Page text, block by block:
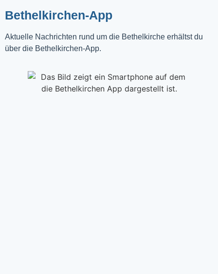
Bethelkirchen-App
Aktuelle Nachrichten rund um die Bethelkirche erhältst du
über die Bethelkirchen-App.